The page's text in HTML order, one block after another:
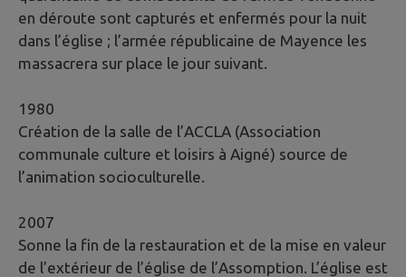
en déroute sont capturés et enfermés pour la nuit
dans l’église ; l’armée républicaine de Mayence les
massacrera sur place le jour suivant.
1980
Création de la salle de l’ACCLA (Association
communale culture et loisirs à Aigné) source de
l’animation socioculturelle.
2007
Sonne la fin de la restauration et de la mise en valeur
de l’extérieur de l’église de l’Assomption. L’église est